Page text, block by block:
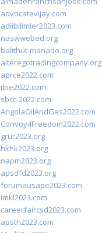
advocatevijay.com
adlibilimler2023.com
naswwebed.org
balithut-manado.org
alteregotradingcompany.org
aprce2022.com
ibie2022.com
sbcc-2022.com
AngolaOilAndGas2022.com
Convoy4Freedom2022.com
grur2023.org
hkhk2023.org
napm2023.org
apsdfd2023.org
forumausape2023.com
imkl2023.com
careerfaircsd2023.com
apsth2023.com